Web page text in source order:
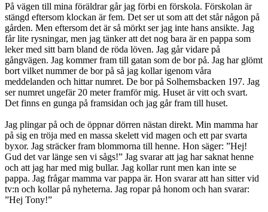
På vägen till mina föräldrar går jag förbi en förskola. Förskolan är
stängd eftersom klockan är fem. Det ser ut som att det står någon på
gården. Men eftersom det är så mörkt ser jag inte hans ansikte. Jag
får lite rysningar, men jag tänker att det nog bara är en pappa som
leker med sitt barn bland de röda löven. Jag går vidare på
gångvägen. Jag kommer fram till gatan som de bor på. Jag har glömt
bort vilket nummer de bor på så jag kollar igenom våra
meddelanden och hittar numret. De bor på Solhemsbacken 197. Jag
ser numret ungefär 20 meter framför mig. Huset är vitt och svart.
Det finns en gunga på framsidan och jag går fram till huset.
Jag plingar på och de öppnar dörren nästan direkt. Min mamma har
på sig en tröja med en massa skelett vid magen och ett par svarta
byxor. Jag sträcker fram blommorna till henne. Hon säger: ”Hej!
Gud det var länge sen vi sågs!” Jag svarar att jag har saknat henne
och att jag har med mig bullar. Jag kollar runt men kan inte se
pappa. Jag frågar mamma var pappa är. Hon svarar att han sitter vid
tv:n och kollar på nyheterna. Jag ropar på honom och han svarar:
”Hej Tony!”